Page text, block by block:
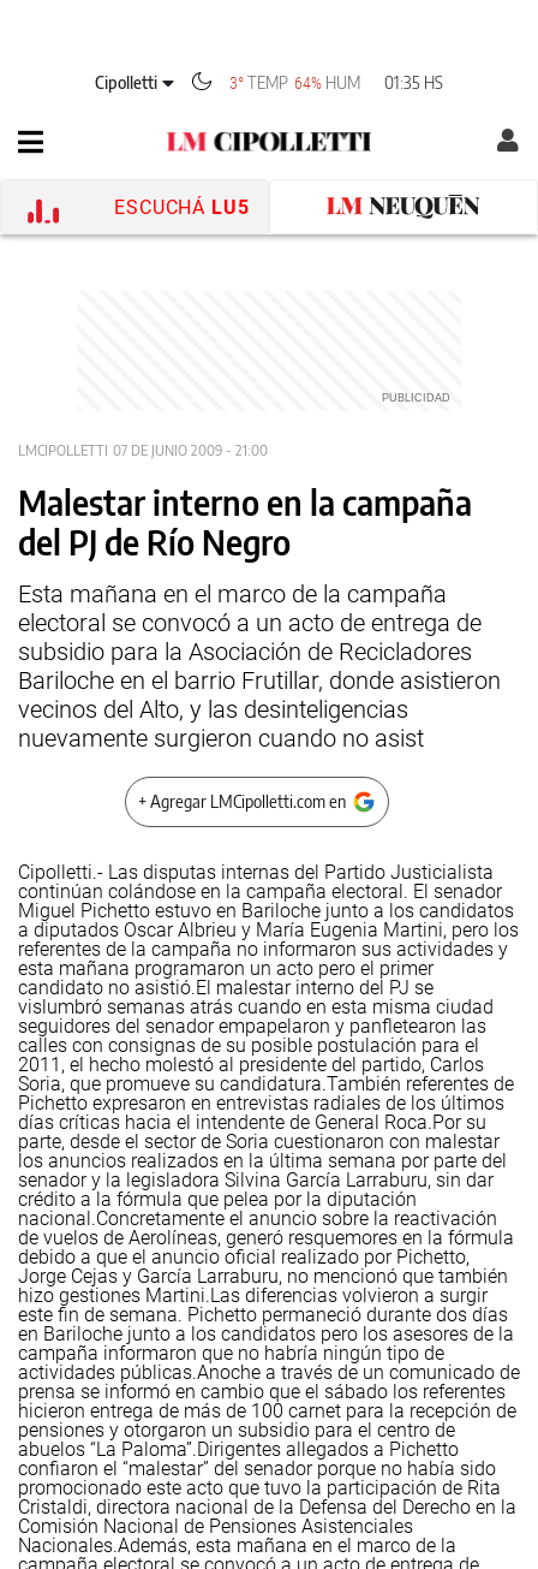
Cipolletti 3° TEMP 64% HUM 01:35 HS
ESCUCHÁ LU5
LMCIPOLLETTI 07 DE JUNIO 2009 - 21:00
Malestar interno en la campaña
del PJ de Río Negro
Esta mañana en el marco de la campaña
electoral se convocó a un acto de entrega de
subsidio para la Asociación de Recicladores
Bariloche en el barrio Frutillar, donde asistieron
vecinos del Alto, y las desinteligencias
nuevamente surgieron cuando no asist
+ Agregar LMCipolletti.com en
Cipolletti.- Las disputas internas del Partido Justicialista
continúan colándose en la campaña electoral. El senador
Miguel Pichetto estuvo en Bariloche junto a los candidatos
a diputados Oscar Albrieu y María Eugenia Martini, pero los
referentes de la campaña no informaron sus actividades y
esta mañana programaron un acto pero el primer
candidato no asistió.El malestar interno del PJ se
vislumbró semanas atrás cuando en esta misma ciudad
seguidores del senador empapelaron y panfletearon las
calles con consignas de su posible postulación para el
2011, el hecho molestó al presidente del partido, Carlos
Soria, que promueve su candidatura.También referentes de
Pichetto expresaron en entrevistas radiales de los últimos
días críticas hacia el intendente de General Roca.Por su
parte, desde el sector de Soria cuestionaron con malestar
los anuncios realizados en la última semana por parte del
senador y la legisladora Silvina García Larraburu, sin dar
crédito a la fórmula que pelea por la diputación
nacional.Concretamente el anuncio sobre la reactivación
de vuelos de Aerolíneas, generó resquemores en la fórmula
debido a que el anuncio oficial realizado por Pichetto,
Jorge Cejas y García Larraburu, no mencionó que también
hizo gestiones Martini.Las diferencias volvieron a surgir
este fin de semana. Pichetto permaneció durante dos días
en Bariloche junto a los candidatos pero los asesores de la
campaña informaron que no habría ningún tipo de
actividades públicas.Anoche a través de un comunicado de
prensa se informó en cambio que el sábado los referentes
hicieron entrega de más de 100 carnet para la recepción de
pensiones y otorgaron un subsidio para el centro de
abuelos “La Paloma”.Dirigentes allegados a Pichetto
confiaron el “malestar” del senador porque no había sido
promocionado este acto que tuvo la participación de Rita
Cristaldi, directora nacional de la Defensa del Derecho en la
Comisión Nacional de Pensiones Asistenciales
Nacionales.Además, esta mañana en el marco de la